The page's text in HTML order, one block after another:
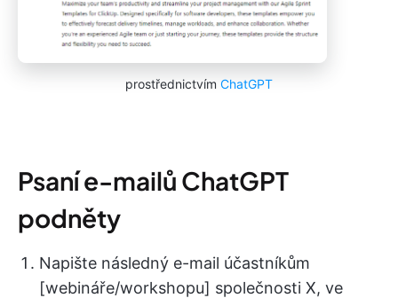
prostřednictvím ChatGPT
Psaní e-mailů ChatGPT
podněty
Napište následný e-mail účastníkům
[webináře/workshopu] společnosti X, ve